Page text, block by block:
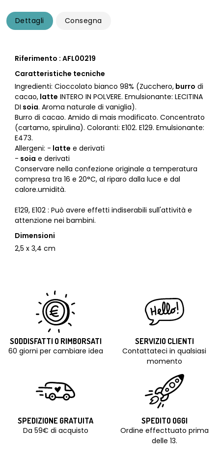
Dettagli Consegna
Riferimento : AFL00219
Caratteristiche tecniche
Ingredienti: Cioccolato bianco 98% (Zucchero, burro di
cacao, latte INTERO IN POLVERE. Emulsionante: LECITINA
DI soia. Aroma naturale di vaniglia).
Burro di cacao. Amido di mais modificato. Concentrato
(cartamo, spirulina). Coloranti: E102. E129. Emulsionante:
E473.
Allergeni: - latte e derivati
- soia e derivati
Conservare nella confezione originale a temperatura
compresa tra 16 e 20°C, al riparo dalla luce e dal
calore.umidità.
E129, E102 : Può avere effetti indiserabili sull'attività e
attenzione nei bambini.
Dimensioni
2,5 x 3,4 cm
SODDISFATTI O RIMBORSATI
60 giorni per cambiare idea
SERVIZIO CLIENTI
Contattateci in qualsiasi
momento
SPEDIZIONE GRATUITA
Da 59€ di acquisto
SPEDITO OGGI
Ordine effecttuato prima
delle 13.